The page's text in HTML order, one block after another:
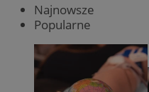
Najnowsze
Popularne